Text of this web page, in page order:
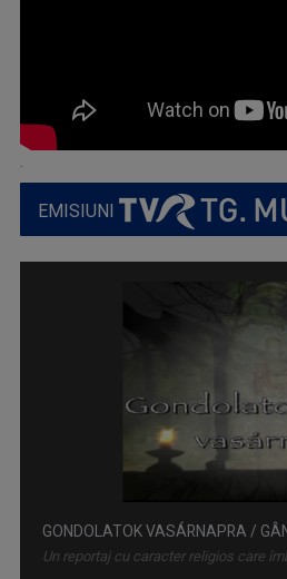
.
EMISIUNI
GONDOLATOK VASÁRNAPRA /
Un reportaj cu caracter religios care